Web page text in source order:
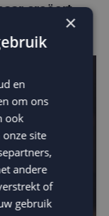
creëert
×
en
om ons
ook
site
andere
of
gebruik